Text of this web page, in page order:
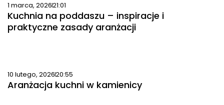
1 marca, 202621:01
Kuchnia na poddaszu – inspiracje i
praktyczne zasady aranżacji
10 lutego, 202620:55
Aranżacja kuchni w kamienicy